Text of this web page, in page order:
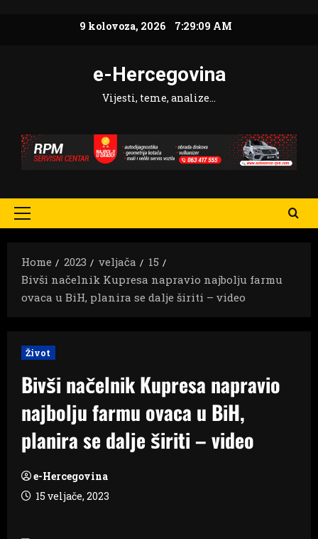
9 kolovoza, 2026 7:29:11 AM
e-Hercegovina
Vijesti, teme, analize…
Primary
Home
2023 veljača
15
Bivši načelnik Kupresa napravio najbolju farmu
ovaca u BiH, planira se dalje širiti – video
Život
Bivši načelnik Kupresa napravio
najbolju farmu ovaca u BiH,
planira se dalje širiti – video
e-Hercegovina
15 veljače, 2023